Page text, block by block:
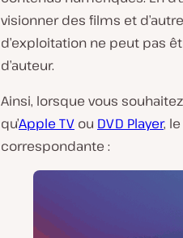
visionner des films et
d’exploitation ne peut pas
d’auteur.
Ainsi, lorsque vous
qu’Apple TV ou DVD Player,
correspondante :